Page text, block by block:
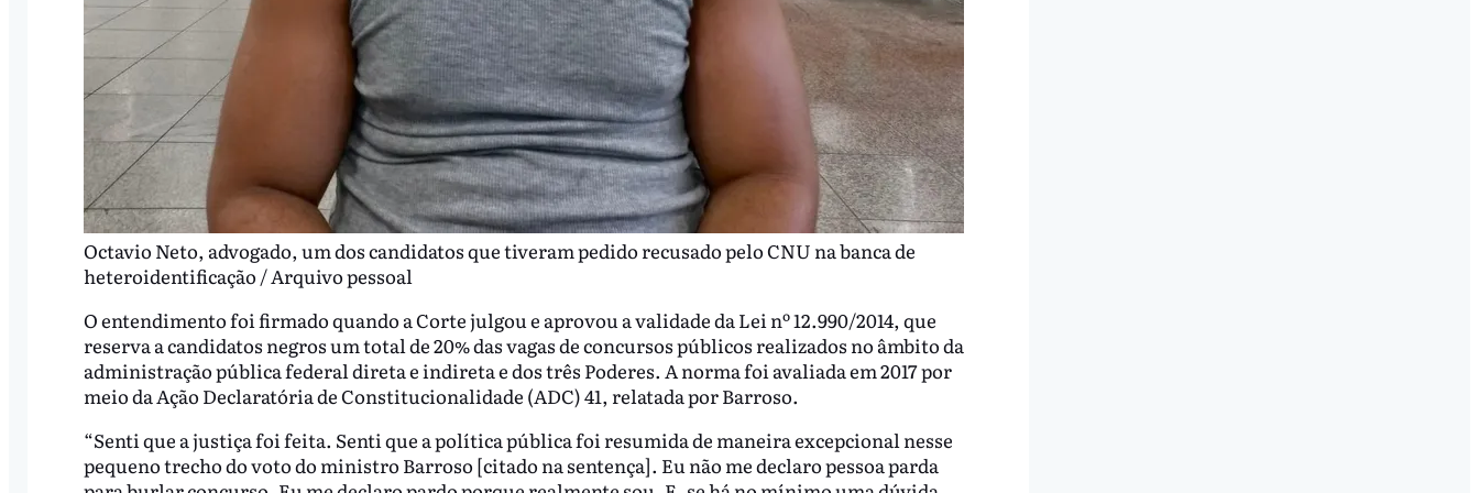
Octavio Neto, advogado, um dos candidatos que tiveram pedido recusado pelo CNU na banca de
heteroidentificação / Arquivo pessoal
O entendimento foi firmado quando a Corte julgou e aprovou a validade da Lei nº 12.990/2014, que
reserva a candidatos negros um total de 20% das vagas de concursos públicos realizados no âmbito da
administração pública federal direta e indireta e dos três Poderes. A norma foi avaliada em 2017 por
meio da Ação Declaratória de Constitucionalidade (ADC) 41, relatada por Barroso.
“Senti que a justiça foi feita. Senti que a política pública foi resumida de maneira excepcional nesse
pequeno trecho do voto do ministro Barroso [citado na sentença]. Eu não me declaro pessoa parda